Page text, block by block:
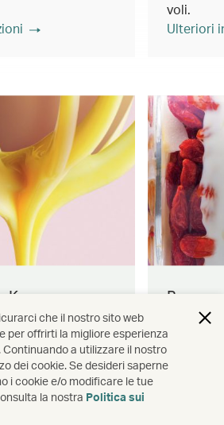
voli.
Ulteriori
voli trovi ad
pasti deliziosi.
Scopri in
bordo
che il nostro sito web
per offrirti la migliore esperienza
a utilizzare il nostro
dei cookie. Se desideri saperne
i cookie e/o modificare le tue
la nostra Politica sui